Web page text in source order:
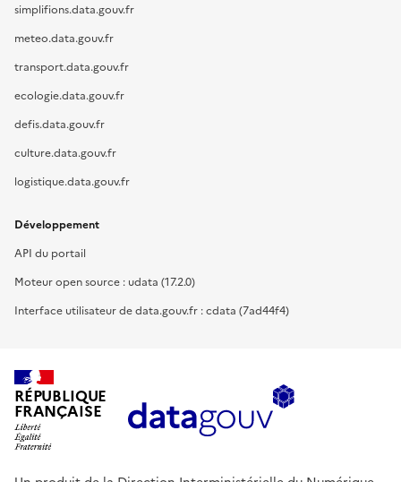
simplifions.data.gouv.fr
meteo.data.gouv.fr
transport.data.gouv.fr
ecologie.data.gouv.fr
defis.data.gouv.fr
culture.data.gouv.fr
logistique.data.gouv.fr
Développement
API du portail
Moteur open source : udata (17.2.0)
Interface utilisateur de data.gouv.fr : cdata (7ad44f4)
RÉPUBLIQUE
FRANÇAISE